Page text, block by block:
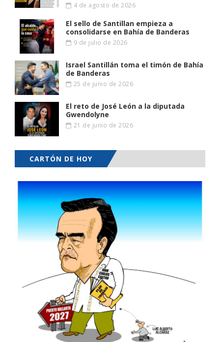
4 de agosto de 2026
El sello de Santillan empieza a
consolidarse en Bahía de Banderas
9 de julio de 2026
Israel Santillán toma el timón de Bahía
de Banderas
25 de junio de 2026
El reto de José León a la diputada
Gwendolyne
21 de junio de 2026
CARTÓN DE HOY